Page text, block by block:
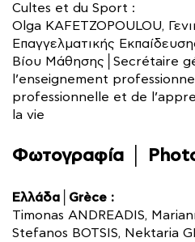
Cultes et du Sport :
Olga KAFETZOPOULOU,
Επαγγελματικής
Βίου Μάθησης│Secrétaire
l’enseignement
professionnelle et de
la vie
Φωτογραφία │
Ελλάδα│Grèce :
Timonas ANDREADIS,
Stefanos BOTSIS, Nektaria